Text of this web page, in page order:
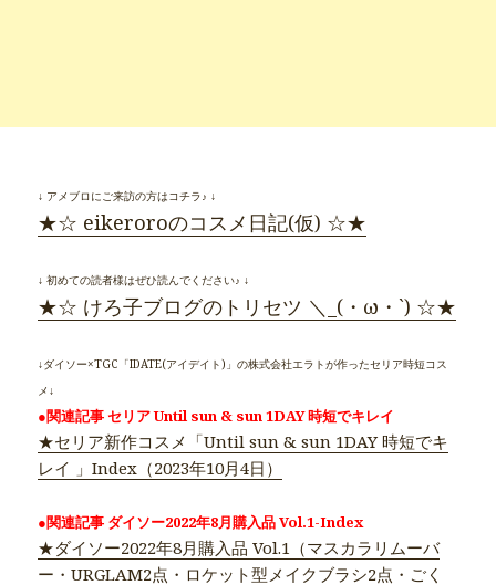
↓ アメブロにご来訪の方はコチラ♪ ↓
★☆ eikeroroのコスメ日記(仮) ☆★
↓ 初めての読者様はぜひ読んでください♪ ↓
★☆ けろ子ブログのトリセツ ＼_(・ω・`) ☆★
↓ダイソー×TGC「IDATE(アイデイト)」の株式会社エラトが作ったセリア時短コス
メ↓
●関連記事 セリア Until sun & sun 1DAY 時短でキレイ
★セリア新作コスメ「Until sun & sun 1DAY 時短でキ
レイ 」Index（2023年10月4日）
●関連記事 ダイソー2022年8月購入品 Vol.1-Index
★ダイソー2022年8月購入品 Vol.1（マスカラリムーバ
ー・URGLAM2点・ロケット型メイクブラシ2点・ごく